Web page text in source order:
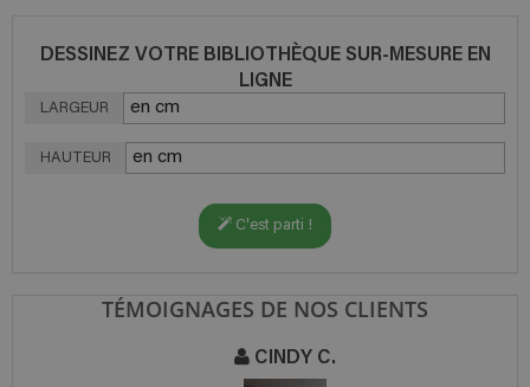
DESSINEZ VOTRE BIBLIOTHÈQUE SUR-MESURE EN
LIGNE
LARGEUR
HAUTEUR
C'est parti !
TÉMOIGNAGES DE NOS CLIENTS
CINDY C.